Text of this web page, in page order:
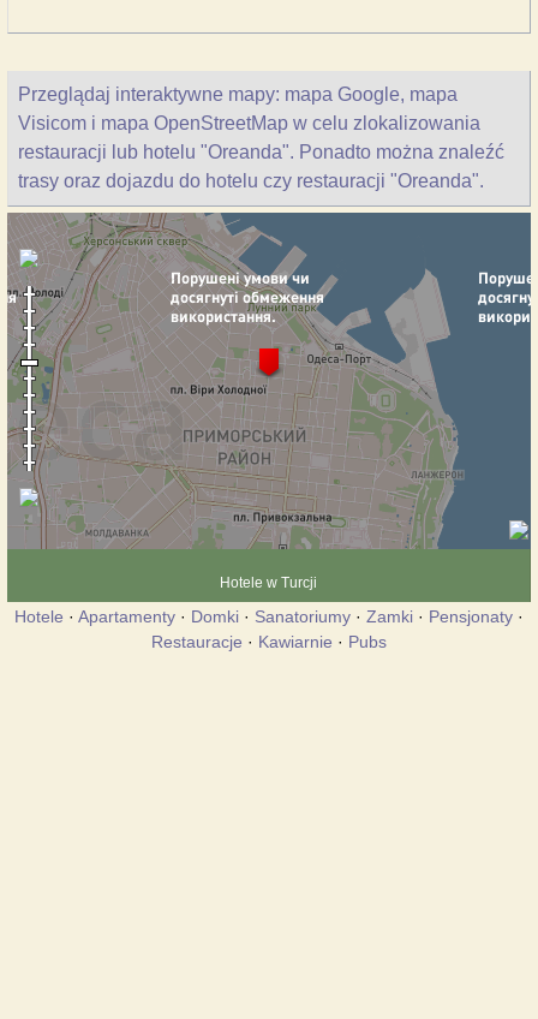
Przeglądaj interaktywne mapy: mapa Google, mapa
Visicom i mapa OpenStreetMap w celu zlokalizowania
restauracji lub hotelu "Oreanda". Ponadto można znaleźć
trasy oraz dojazdu do hotelu czy restauracji "Oreanda".
Hotele w Turcji
Hotele · Apartamenty · Domki · Sanatoriumy · Zamki · Pensjonaty ·
Restauracje · Kawiarnie · Pubs